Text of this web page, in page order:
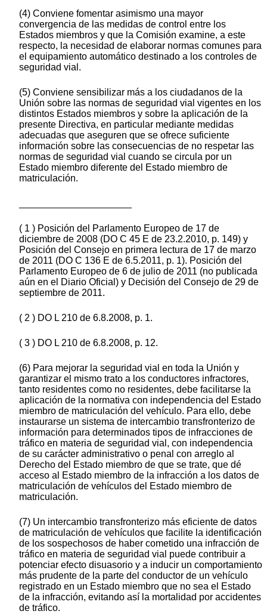
(4) Conviene fomentar asimismo una mayor
convergencia de las medidas de control entre los
Estados miembros y que la Comisión examine, a este
respecto, la necesidad de elaborar normas comunes para
el equipamiento automático destinado a los controles de
seguridad vial.
(5) Conviene sensibilizar más a los ciudadanos de la
Unión sobre las normas de seguridad vial vigentes en los
distintos Estados miembros y sobre la aplicación de la
presente Directiva, en particular mediante medidas
adecuadas que aseguren que se ofrece suficiente
información sobre las consecuencias de no respetar las
normas de seguridad vial cuando se circula por un
Estado miembro diferente del Estado miembro de
matriculación.
( 1 ) Posición del Parlamento Europeo de 17 de
diciembre de 2008 (DO C 45 E de 23.2.2010, p. 149) y
Posición del Consejo en primera lectura de 17 de marzo
de 2011 (DO C 136 E de 6.5.2011, p. 1). Posición del
Parlamento Europeo de 6 de julio de 2011 (no publicada
aún en el Diario Oficial) y Decisión del Consejo de 29 de
septiembre de 2011.
( 2 ) DO L 210 de 6.8.2008, p. 1.
( 3 ) DO L 210 de 6.8.2008, p. 12.
(6) Para mejorar la seguridad vial en toda la Unión y
garantizar el mismo trato a los conductores infractores,
tanto residentes como no residentes, debe facilitarse la
aplicación de la normativa con independencia del Estado
miembro de matriculación del vehículo. Para ello, debe
instaurarse un sistema de intercambio transfronterizo de
información para determinados tipos de infracciones de
tráfico en materia de seguridad vial, con independencia
de su carácter administrativo o penal con arreglo al
Derecho del Estado miembro de que se trate, que dé
acceso al Estado miembro de la infracción a los datos de
matriculación de vehículos del Estado miembro de
matriculación.
(7) Un intercambio transfronterizo más eficiente de datos
de matriculación de vehículos que facilite la identificación
de los sospechosos de haber cometido una infracción de
tráfico en materia de seguridad vial puede contribuir a
potenciar efecto disuasorio y a inducir un comportamiento
más prudente de la parte del conductor de un vehículo
registrado en un Estado miembro que no sea el Estado
de la infracción, evitando así la mortalidad por accidentes
de tráfico.